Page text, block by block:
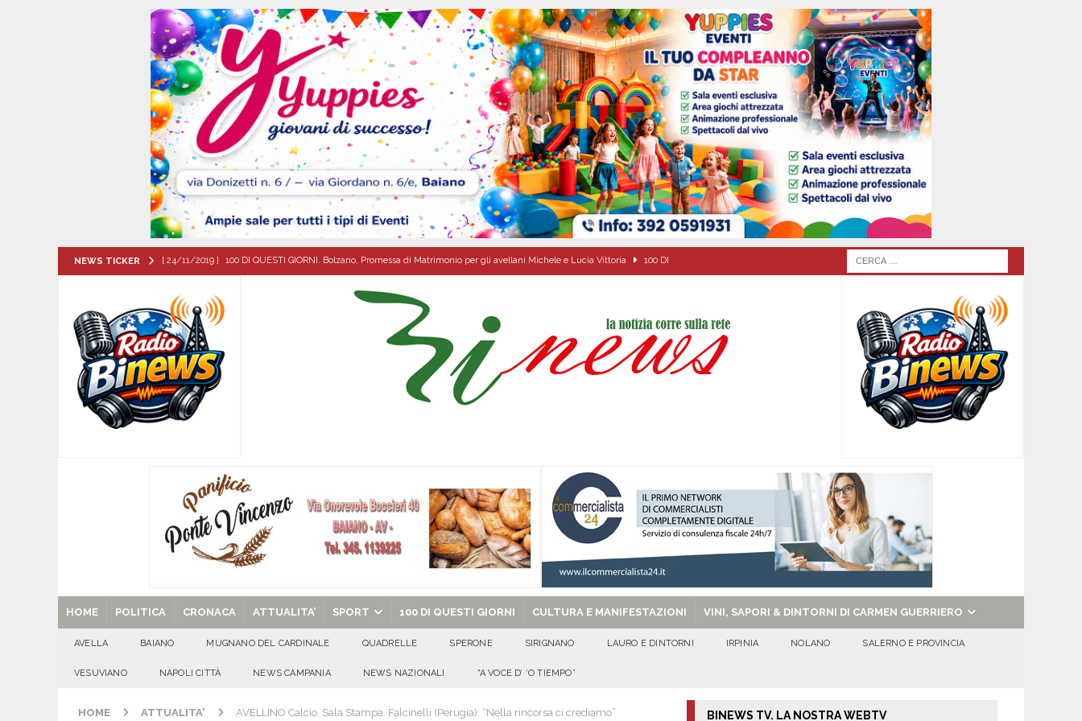
NEWS TICKER [ 24/11/2019 ] 100 DI QUESTI GIORNI. Bolzano, Promessa di Matrimonio per gli avellani Michele e Lucia Vittoria 100 DI
[ 07/08/2026 ] Visciano celebra Padre Arturo D’Onofrio: due giorni di fede nel ricordo del fondatore
MANIFESTAZIONI
[ 07/08/2026 ] MUGNANO DEL CARDINALE. L’Ipocrisia delle Apparenze e il Sociale Negato: il Caso del Centro Sociale mai
usato – abbandonato – vandalizzato e destinato al privato EVIDENZA
[ 07/08/2026 ]
una cultura collettiva. Nessuna crescita economica può prescindere dalla tutela della vita umana” CULTURA E
MANIFESTAZIONI
[ 07/08/2026 ] Casino senza KYC: cosa sono e come funzionano in Italia CULTURA E MANIFESTAZIONI
[ 29/08/2025 ] SANT’Oggi. Venerdì 29 agosto la chiesa celebra il Martirio di san Giovanni Battista e santa Sabina
HOME POLITICA CRONACA ATTUALITA’ SPORT 100 DI QUESTI GIORNI CULTURA E MANIFESTAZIONI VINI, SAPORI & DINTORNI DI CARMEN GUERRIERO
AVELLA BAIANO MUGNANO DEL CARDINALE QUADRELLE SPERONE SIRIGNANO LAURO E DINTORNI IRPINIA NOLANO SALERNO E PROVINCIA
VESUVIANO NAPOLI CITTÀ NEWS CAMPANIA NEWS NAZIONALI “A VOCE D’ ‘O TIEMPO”
HOME ATTUALITA' AVELLINO Calcio. Sala Stampa. Falcinelli (Perugia): “Nella rincorsa ci crediamo” BINEWS TV. LA NOSTRA WEBTV